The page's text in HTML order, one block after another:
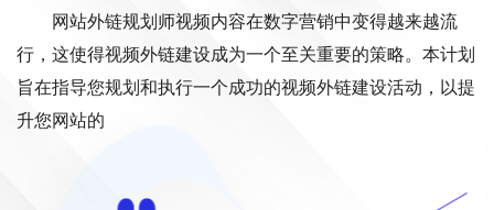
网站外链规划师视频内容在数字营销中变得越来越流
行，这使得视频外链建设成为一个至关重要的策略。本计划
旨在指导您规划和执行一个成功的视频外链建设活动，以提
升您网站的